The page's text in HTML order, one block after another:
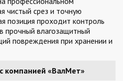
чистый срез и точную
позиция проходит контроль
прочный влагозащитный
повреждения при хранении и
компанией «ВалМет»